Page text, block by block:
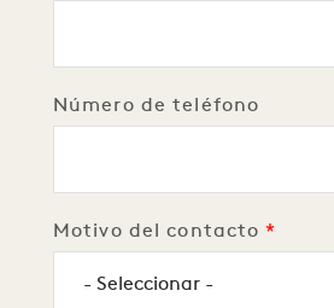
Número de teléfono
Motivo del contacto